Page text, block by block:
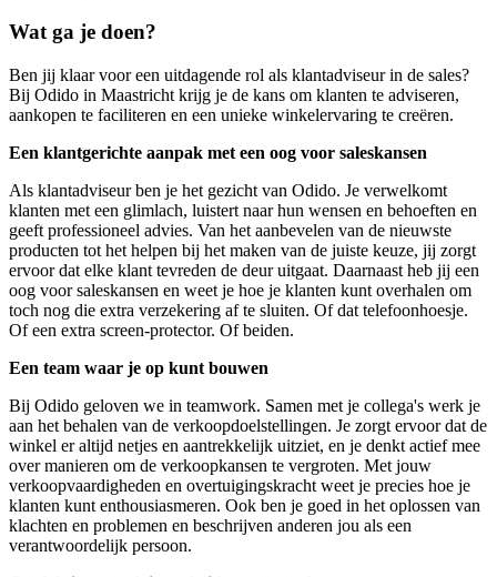
Wat ga je doen?
Ben jij klaar voor een uitdagende rol als klantadviseur in de sales?
Bij Odido in Maastricht krijg je de kans om klanten te adviseren,
aankopen te faciliteren en een unieke winkelervaring te creëren.
Een klantgerichte aanpak met een oog voor saleskansen
Als klantadviseur ben je het gezicht van Odido. Je verwelkomt
klanten met een glimlach, luistert naar hun wensen en behoeften en
geeft professioneel advies. Van het aanbevelen van de nieuwste
producten tot het helpen bij het maken van de juiste keuze, jij zorgt
ervoor dat elke klant tevreden de deur uitgaat. Daarnaast heb jij een
oog voor saleskansen en weet je hoe je klanten kunt overhalen om
toch nog die extra verzekering af te sluiten. Of dat telefoonhoesje.
Of een extra screen-protector. Of beiden.
Een team waar je op kunt bouwen
Bij Odido geloven we in teamwork. Samen met je collega's werk je
aan het behalen van de verkoopdoelstellingen. Je zorgt ervoor dat de
winkel er altijd netjes en aantrekkelijk uitziet, en je denkt actief mee
over manieren om de verkoopkansen te vergroten. Met jouw
verkoopvaardigheden en overtuigingskracht weet je precies hoe je
klanten kunt enthousiasmeren. Ook ben je goed in het oplossen van
klachten en problemen en beschrijven anderen jou als een
verantwoordelijk persoon.